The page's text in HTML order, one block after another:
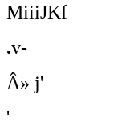
MiiiJKf
.v-
Â» j'
'